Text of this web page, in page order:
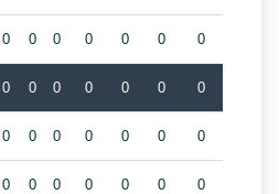
0 0 0 0 0 0 0
0 0 0 0 0 0 0
0 0 0 0 0 0 0
0 0 0 0 0 0 0